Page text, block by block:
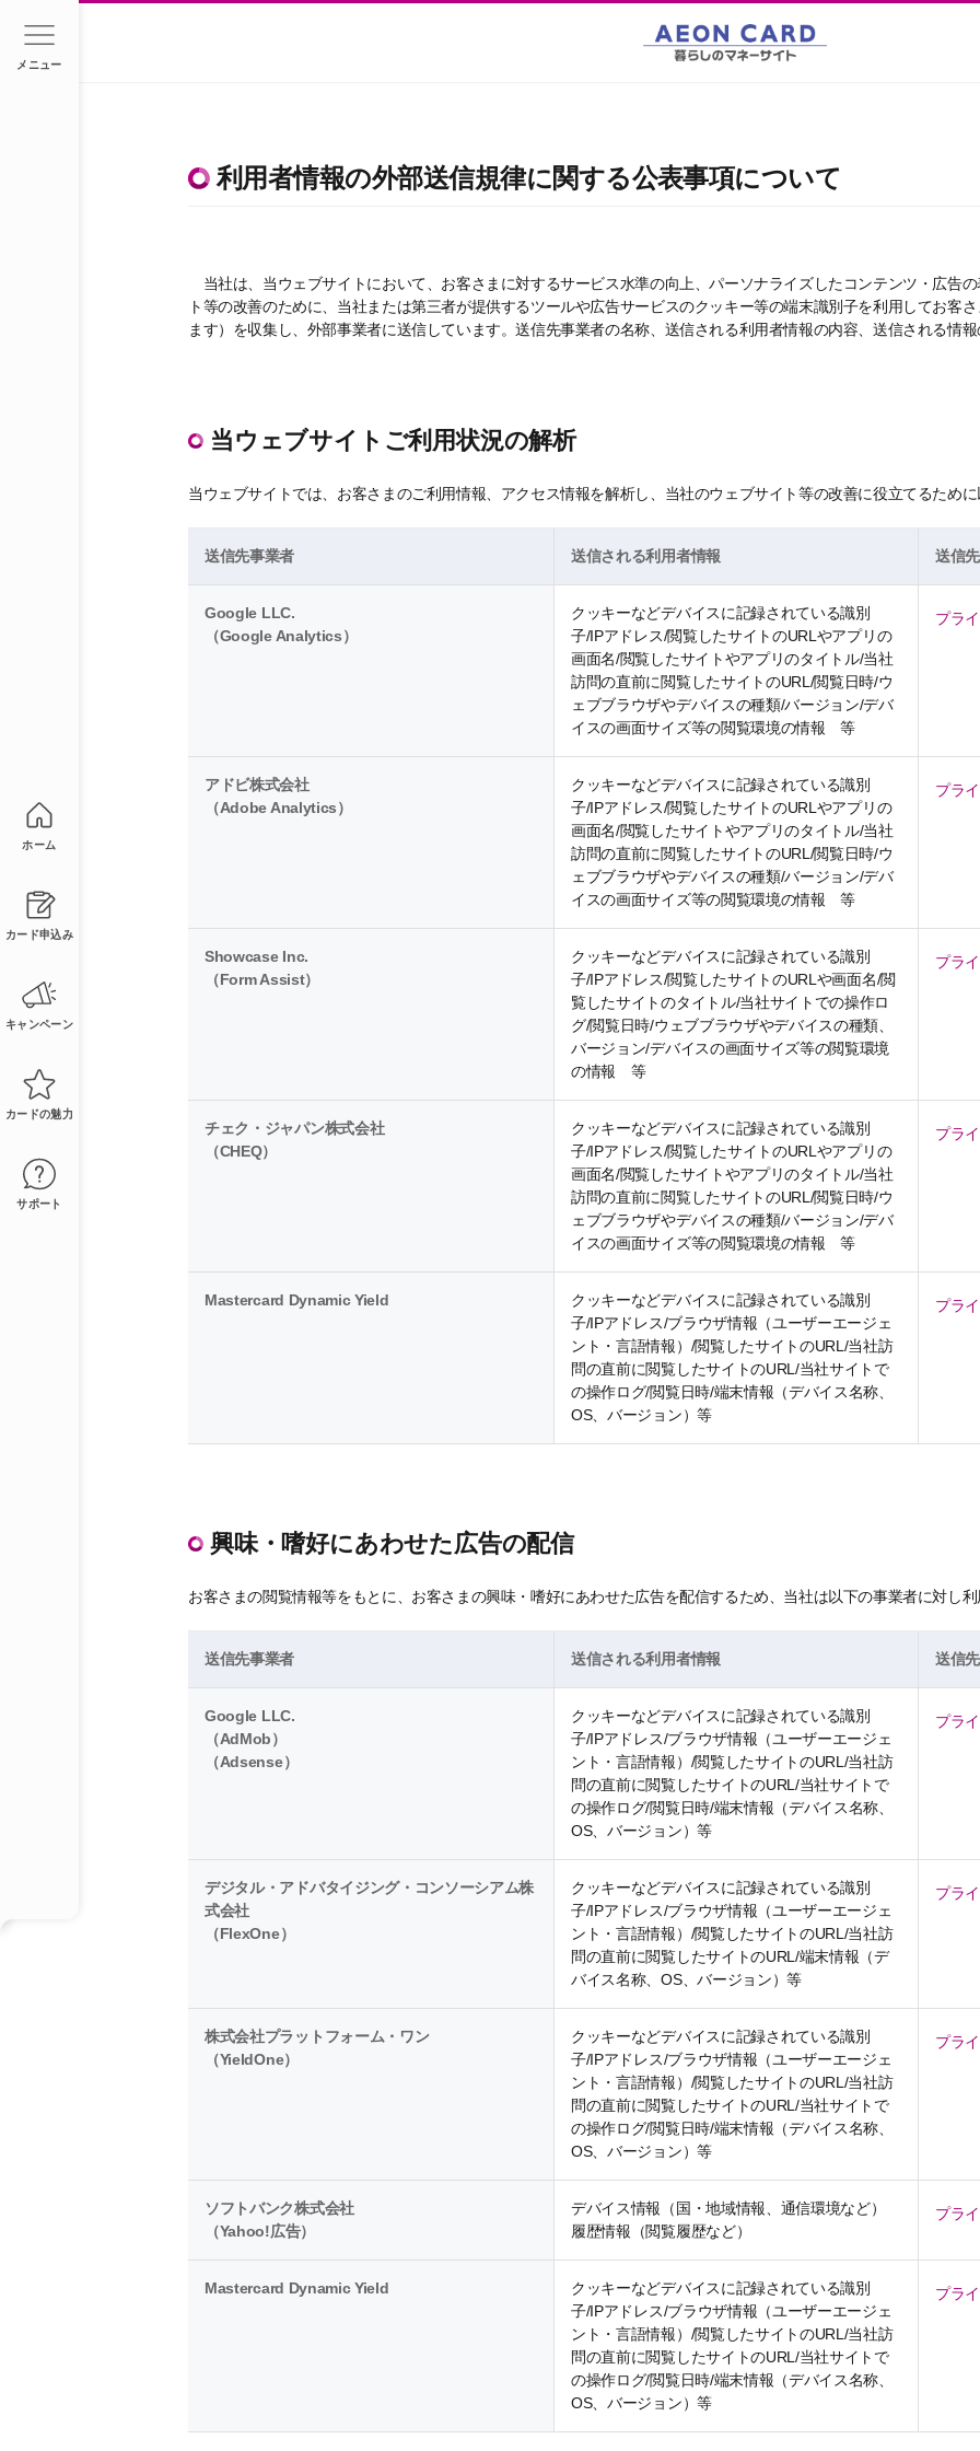
利用者情報の外部送信規律に関する公表事項について
当社は、当ウェブサイトにおいて、お客さまに対するサービス水準の向上、パーソナライズしたコンテンツ・広告
ト等の改善のために、当社または第三者が提供するツールや広告サービスのクッキー等の端末識別子を利用してお客
ます）を収集し、外部事業者に送信しています。送信先事業者の名称、送信される利用者情報の内容、送信される情
当ウェブサイトご利用状況の解析
当ウェブサイトでは、お客さまのご利用情報、アクセス情報を解析し、当社のウェブサイト等の改善に役立てるため
送信先事業者 送信される利用者情報 送信
Google LLC.
（Google Analytics）
クッキーなどデバイスに記録されている識別
子/IPアドレス/閲覧したサイトのURLやアプリの
画面名/閲覧したサイトやアプリのタイトル/当社
訪問の直前に閲覧したサイトのURL/閲覧日時/ウ
ェブブラウザやデバイスの種類/バージョン/デバ
イスの画面サイズ等の閲覧環境の情報 等
プラ
アドビ株式会社
（Adobe Analytics）
クッキーなどデバイスに記録されている識別
子/IPアドレス/閲覧したサイトのURLやアプリの
画面名/閲覧したサイトやアプリのタイトル/当社
訪問の直前に閲覧したサイトのURL/閲覧日時/ウ
ェブブラウザやデバイスの種類/バージョン/デバ
イスの画面サイズ等の閲覧環境の情報 等
プラ
Showcase Inc.
（Form Assist）
クッキーなどデバイスに記録されている識別
子/IPアドレス/閲覧したサイトのURLや画面名/閲
覧したサイトのタイトル/当社サイトでの操作ロ
グ/閲覧日時/ウェブブラウザやデバイスの種類、
バージョン/デバイスの画面サイズ等の閲覧環境
の情報 等
プラ
チェク・ジャパン株式会社
（CHEQ）
クッキーなどデバイスに記録されている識別
子/IPアドレス/閲覧したサイトのURLやアプリの
画面名/閲覧したサイトやアプリのタイトル/当社
訪問の直前に閲覧したサイトのURL/閲覧日時/ウ
ェブブラウザやデバイスの種類/バージョン/デバ
イスの画面サイズ等の閲覧環境の情報 等
プラ
Mastercard Dynamic Yield
クッキーなどデバイスに記録されている識別
子/IPアドレス/ブラウザ情報（ユーザーエージェ
ント・言語情報）/閲覧したサイトのURL/当社訪
問の直前に閲覧したサイトのURL/当社サイトで
の操作ログ/閲覧日時/端末情報（デバイス名称、
OS、バージョン）等
プラ
興味・嗜好にあわせた広告の配信
お客さまの閲覧情報等をもとに、お客さまの興味・嗜好にあわせた広告を配信するため、当社は以下の事業者に対し利
送信先事業者 送信される利用者情報 送信
Google LLC.
（AdMob）
（Adsense）
クッキーなどデバイスに記録されている識別
子/IPアドレス/ブラウザ情報（ユーザーエージェ
ント・言語情報）/閲覧したサイトのURL/当社訪
問の直前に閲覧したサイトのURL/当社サイトで
の操作ログ/閲覧日時/端末情報（デバイス名称、
OS、バージョン）等
プラ
デジタル・アドバタイジング・コンソーシアム株
式会社
（FlexOne）
クッキーなどデバイスに記録されている識別
子/IPアドレス/ブラウザ情報（ユーザーエージェ
ント・言語情報）/閲覧したサイトのURL/当社訪
問の直前に閲覧したサイトのURL/端末情報（デ
バイス名称、OS、バージョン）等
プラ
株式会社プラットフォーム・ワン
（YieldOne）
クッキーなどデバイスに記録されている識別
子/IPアドレス/ブラウザ情報（ユーザーエージェ
ント・言語情報）/閲覧したサイトのURL/当社訪
問の直前に閲覧したサイトのURL/当社サイトで
の操作ログ/閲覧日時/端末情報（デバイス名称、
OS、バージョン）等
プラ
ソフトバンク株式会社
（Yahoo!広告）
デバイス情報（国・地域情報、通信環境など）
履歴情報（閲覧履歴など）
プラ
Mastercard Dynamic Yield
クッキーなどデバイスに記録されている識別
子/IPアドレス/ブラウザ情報（ユーザーエージェ
ント・言語情報）/閲覧したサイトのURL/当社訪
問の直前に閲覧したサイトのURL/当社サイトで
の操作ログ/閲覧日時/端末情報（デバイス名称、
OS、バージョン）等
プラ
メニュー
ホーム
カード申込み
キャンペーン
カードの魅力
サポート